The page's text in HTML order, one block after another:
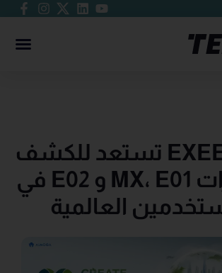
علامة EXEED تستعد للكشف
عن طرازات MX، E01 و E02 في
العالمية